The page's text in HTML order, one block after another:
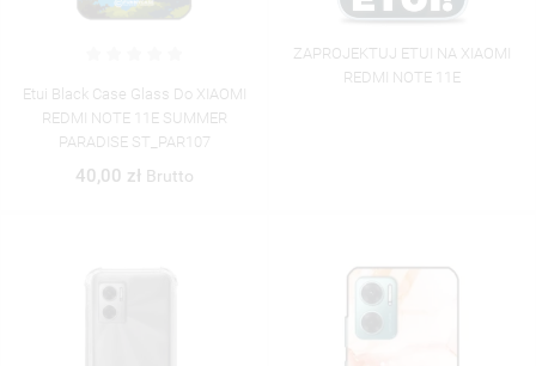
Etui Black Case Glass Do XIAOMI
REDMI NOTE 11E SUMMER
PARADISE ST_PAR107
40,00 zł Brutto
ZAPROJEKTUJ ETUI NA XIAOMI
REDMI NOTE 11E